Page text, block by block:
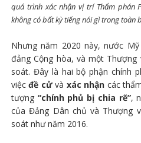
quá trình xác nhận vị trí Thẩm phán
không có bất kỳ tiếng nói gì trong toàn
Nhưng năm 2020 này, nước
đảng Cộng hòa, và một
soát. Đây là hai bộ phận chính
việcđề cửvà xác nhận các
tượng“chính phủ bị chia rẽ”,
của Đảng Dân chủ và Thượng
soát như năm 2016.